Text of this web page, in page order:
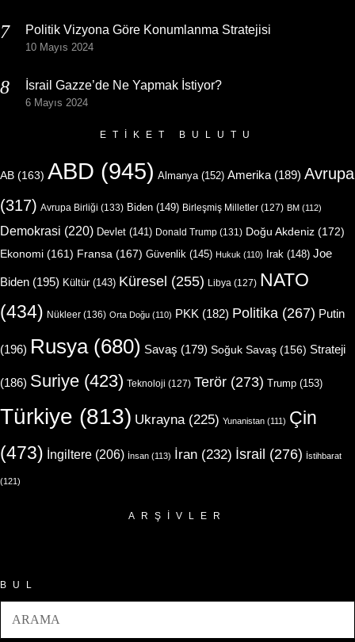
Politik Vizyona Göre Konumlanma Stratejisi
10 Mayıs 2024
İsrail Gazze’de Ne Yapmak İstiyor?
6 Mayıs 2024
ETIKET BULUTU
AB (163) ABD (945) Almanya (152) Amerika (189) Avrupa
(317) Avrupa Birliği (133) Biden (149) Birleşmiş Milletler (127) BM (112)
Demokrasi (220) Devlet (141) Donald Trump (131) Doğu Akdeniz (172)
Ekonomi (161) Fransa (167) Güvenlik (145) Hukuk (110) Irak (148) Joe
Biden (195) Kültür(143) Küresel (255) Libya (127) NATO
(434) Nükleer (136) Orta Doğu (110) PKK (182) Politika (267) Putin
(196) Rusya(680) Savaş (179) Soğuk Savaş (156) Strateji
(186) Suriye (423) Teknoloji (127) Terör (273) Trump (153)
Türkiye (813) Ukrayna (225) Yunanistan (111) Çin
(473) İngiltere (206) İnsan (113) İran (232) İsrail (276) İstihbarat
(121)
ARŞIVLER
BUL